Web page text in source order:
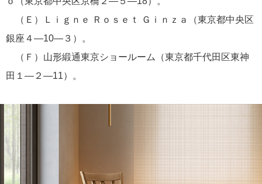
（Ｅ）Ｌｉｇｎｅ Ｒｏｓｅｔ Ｇｉｎｚａ（東京都中央区
銀座４―10―３）。
（Ｆ）山形緞通東京ショールーム（東京都千代田区東神
田１―２―11）。